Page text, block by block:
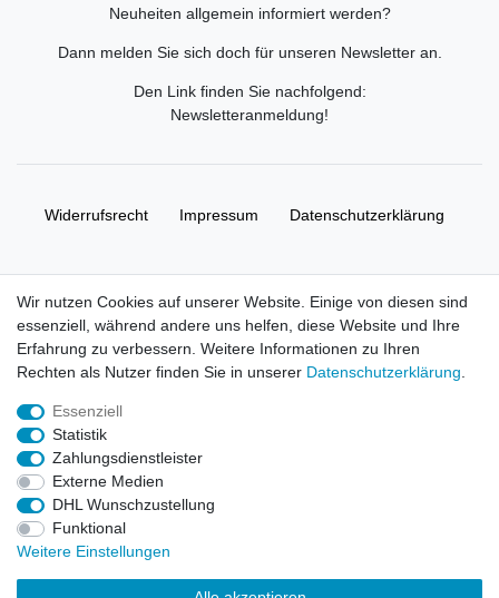
Neuheiten allgemein informiert werden?
Dann melden Sie sich doch für unseren Newsletter an.
Den Link finden Sie nachfolgend:
Newsletteranmeldung!
Widerrufs­recht Impressum Daten­schutz­erklärung
© Copyright 2026 | Alle Rechte vorbehalten. HL-
Handelsgesellschaft mbH.
Alle Markennamen, Warenzeichen sowie sämtliche Produktbilder
und Beschreibungen sind Eigentum Ihrer rechtmäßigen
Eigentümer und dienen hier nur der Beschreibung.
Preise nur für registrierte Händler, ansonsten zeigt der Shop 0,00
€
LEGO, das LEGO Logo, die Minifigur, DUPLO, LEGENDS OF
Wir nutzen Cookies auf unserer Website. Einige von diesen sind
essenziell, während andere uns helfen, diese Website und Ihre
Erfahrung zu verbessern. Weitere Informationen zu Ihren
Rechten als Nutzer finden Sie in unserer Daten­schutz­erklärung
Essenziell
Statistik
Zahlungsdienstleister
Externe Medien
DHL Wunschzustellung
Funktional
Weitere Einstellungen